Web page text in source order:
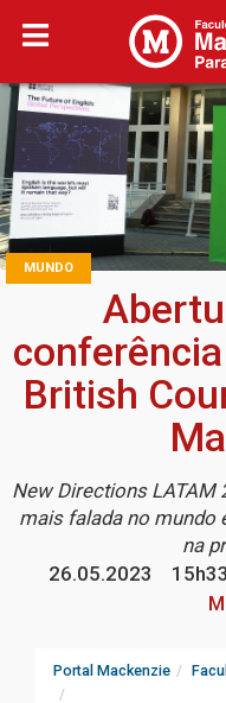
MUNDO
British
New Directions LATAM
mais falada no
na
26.05.2023
15h33
Portal Mackenzie